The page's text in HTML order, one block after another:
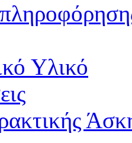
Υλικό